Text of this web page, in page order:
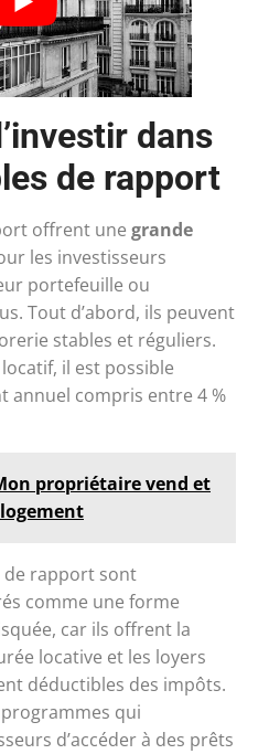
dans
de rapport
offrent une grande
les investisseurs
portefeuille ou
Tout d’abord, ils peuvent
stables et réguliers.
il est possible
annuel compris entre 4 %
propriétaire vend et
de rapport sont
comme une forme
car ils offrent la
locative et les loyers
déductibles des impôts.
qui
d’accéder à des prêts